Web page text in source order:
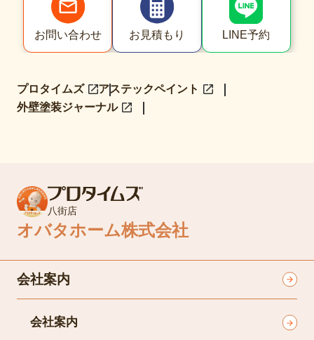
お問い合わせ お見積もり LINE予約
プロタイムズ
アステックペイント
外壁塗装ジャーナル
八街店
オバタホーム株式会社
会社案内
会社案内